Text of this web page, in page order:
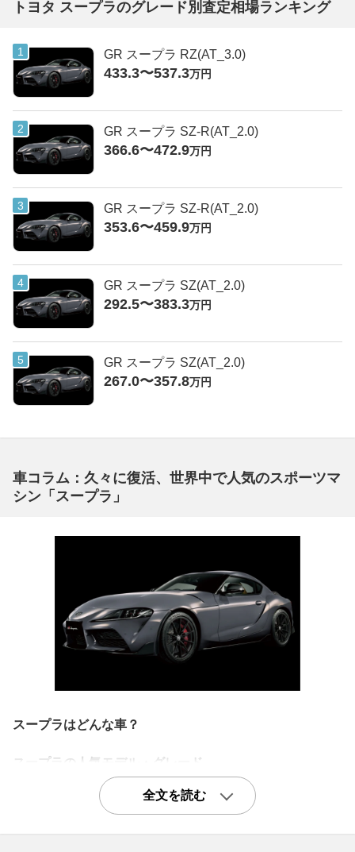
トヨタ スープラのグレード別査定相場ランキング
GR スープラ RZ(AT_3.0)
433.3〜537.3万円
GR スープラ SZ-R(AT_2.0)
366.6〜472.9万円
GR スープラ SZ-R(AT_2.0)
353.6〜459.9万円
GR スープラ SZ(AT_2.0)
292.5〜383.3万円
GR スープラ SZ(AT_2.0)
267.0〜357.8万円
車コラム：久々に復活、世界中で人気のスポーツマ
シン「スープラ」
スープラはどんな車？
スープラの人気モデル・グレード
カジュアルに楽しむスープラ「SZ」
先代スープラの中でもベーシックなグレードとなるのがS
Z。エンジンは3Lの直6ですがターボではなく、パワー225
全文を読む